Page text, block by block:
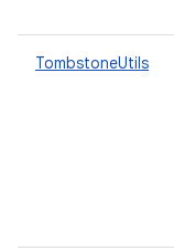
TombstoneUtils